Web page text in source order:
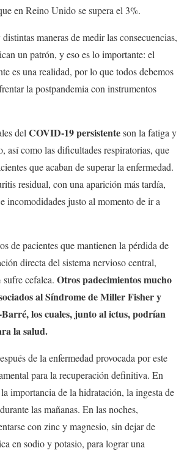
en Reino Unido se supera el 3%.
maneras de medir las consecuencias,
un patrón, y eso es lo importante: el
es una realidad, por lo que todos debemos
la postpandemia con instrumentos
delCOVID-19 persistenteson la fatiga y
así como las dificultades respiratorias, que
que acaban de superar la enfermedad.
residual, con una aparición más tardía,
incomodidades justo al momento de ir a
de pacientes que mantienen la pérdida de
directa del sistema nervioso central,
cefalea. Otros padecimientos mucho
al Síndrome de Miller Fisher y
los cuales, junto al ictus, podrían
la salud.
de la enfermedad provocada por este
para la recuperación definitiva. En
importancia de la hidratación, la ingesta de
las mañanas. En las noches,
con zinc y magnesio, sin dejar de
en sodio y potasio, para lograr una